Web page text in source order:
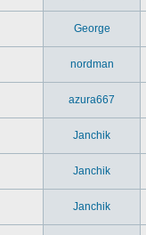
George
nordman
azura667
Janchik
Janchik
Janchik